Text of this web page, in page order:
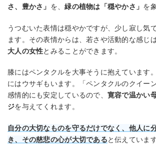
さ、豊かさ」 を、緑の植物は「穏やかさ」 を
うつむいた表情は穏やかですが、少し寂し気
ます。その表情からは、若さや活動的な感じは
大人の女性とみることができます。
膝にはペンタクルを大事そうに抱えています
にはウサギもいます。「ペンタクルのクイー
感情的にも安定しているので、 寛容で温かい
ジを与えてくれます。
自分の大切なものを守るだけでなく、他人に
き、その慈悲の心が大切であると伝えています